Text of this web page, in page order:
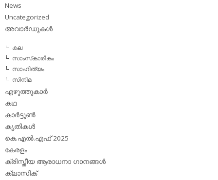
News
Uncategorized
അവാര്‍ഡുകള്‍
കല
സാംസ്‌കാരികം
സാഹിത്യം
സിനിമ
എഴുത്തുകാര്‍
കഥ
കാര്‍ട്ടൂണ്‍
കൃതികള്‍
കെ.എല്‍.എഫ് 2025
കേരളം
ക്രിസ്തീയ ആരാധനാ ഗാനങ്ങള്‍
ക്ലാസിക്‌